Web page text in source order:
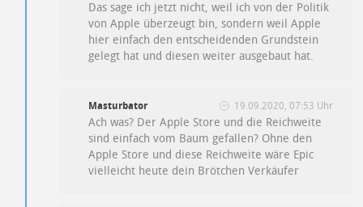
Das sage ich jetzt nicht, weil ich von der Politik
von Apple überzeugt bin, sondern weil Apple
hier einfach den entscheidenden Grundstein
gelegt hat und diesen weiter ausgebaut hat.
Masturbator 19.09.2020, 07:53 Uhr
Ach was? Der Apple Store und die Reichweite
sind einfach vom Baum gefallen? Ohne den
Apple Store und diese Reichweite wäre Epic
vielleicht heute dein Brötchen Verkäufer